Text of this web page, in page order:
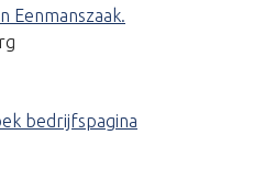
Eenmanszaak.
bedrijfspagina